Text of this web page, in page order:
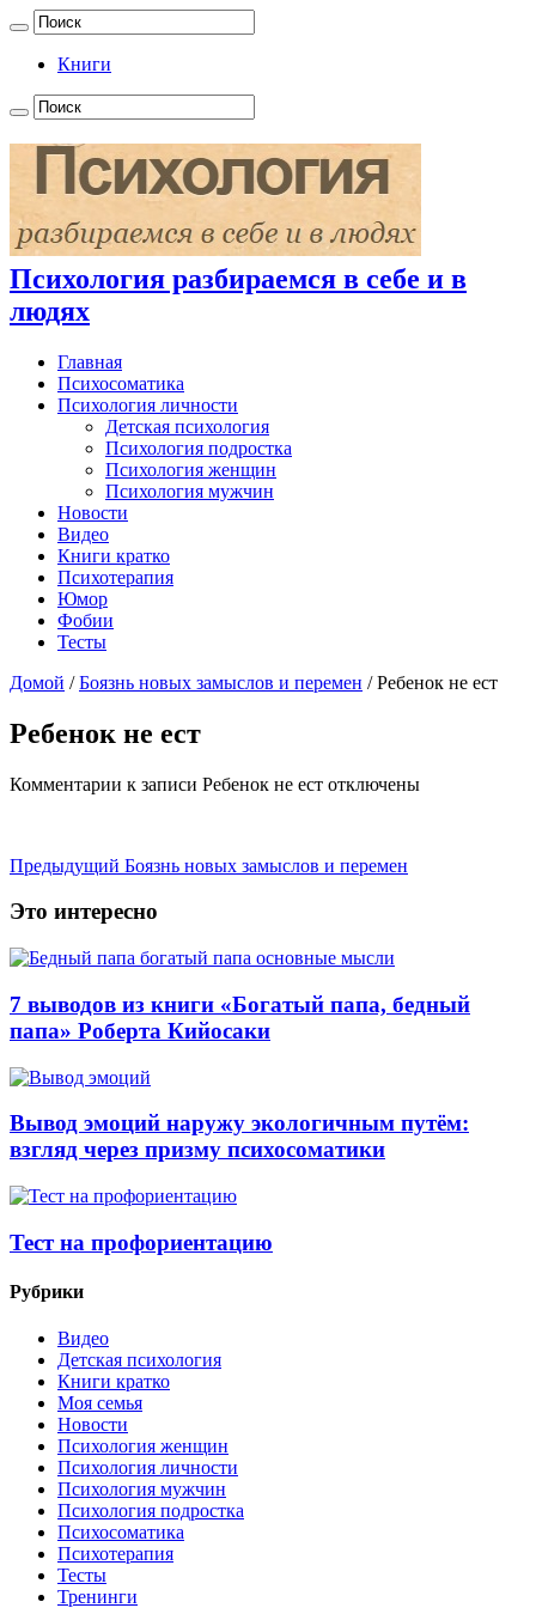
Книги
Психология разбираемся в себе и в
людях
Главная
Психосоматика
Психология личности
Детская психология
Психология подростка
Психология женщин
Психология мужчин
Новости
Видео
Книги кратко
Психотерапия
Юмор
Фобии
Тесты
Домой / Боязнь новых замыслов и перемен / Ребенок не ест
Ребенок не ест
Комментарии к записи Ребенок не ест отключены
Предыдущий Боязнь новых замыслов и перемен
Это интересно
7 выводов из книги «Богатый папа, бедный
папа» Роберта Кийосаки
Вывод эмоций наружу экологичным путём:
взгляд через призму психосоматики
Тест на профориентацию
Рубрики
Видео
Детская психология
Книги кратко
Моя семья
Новости
Психология женщин
Психология личности
Психология мужчин
Психология подростка
Психосоматика
Психотерапия
Тесты
Тренинги